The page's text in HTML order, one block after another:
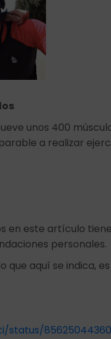
unos 400
a realizar
en este artículo
personales.
aquí se indica,